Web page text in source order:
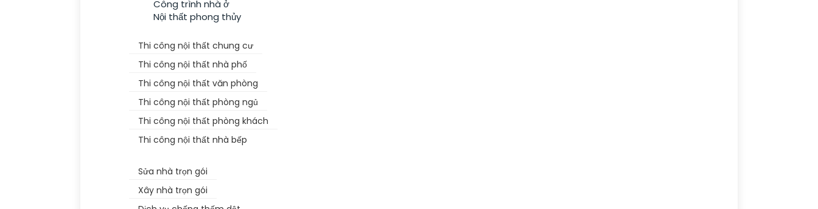
Công trình nhà ở
Nội thất phong thủy
Thi công nội thất chung cư
Thi công nội thất nhà phố
Thi công nội thất văn phòng
Thi công nội thất phòng ngủ
Thi công nội thất phòng khách
Thi công nội thất nhà bếp
Sửa nhà trọn gói
Xây nhà trọn gói